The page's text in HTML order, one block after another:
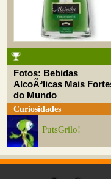
Fotos: Bebidas
AlcoÃ³licas Mais
do Mundo
Curiosidades
PutsGrilo!